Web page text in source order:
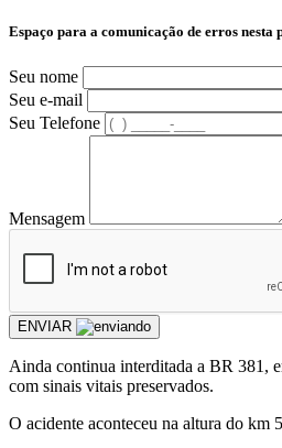
Espaço para a comunicação de erros nesta
Seu nome
Seu e-mail
Seu Telefone
Mensagem
ENVIAR
Ainda continua interditada a BR 381,
com sinais vitais preservados.
O acidente aconteceu na altura do km